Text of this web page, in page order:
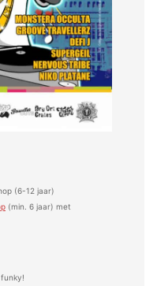
(6-12 jaar)
(min. 6 jaar) met